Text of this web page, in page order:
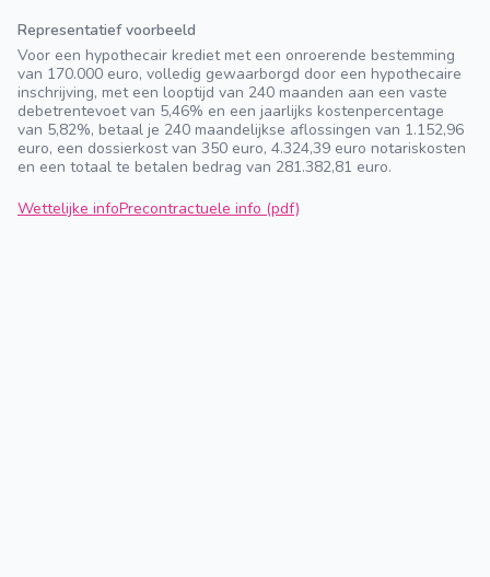
Representatief voorbeeld
Voor een hypothecair krediet met een onroerende bestemming
van 170.000 euro, volledig gewaarborgd door een hypothecaire
inschrijving, met een looptijd van 240 maanden aan een vaste
debetrentevoet van 5,46% en een jaarlijks kostenpercentage
van 5,82%, betaal je 240 maandelijkse aflossingen van 1.152,96
euro, een dossierkost van 350 euro, 4.324,39 euro notariskosten
en een totaal te betalen bedrag van 281.382,81 euro.
Wettelijke infoPrecontractuele info (pdf)